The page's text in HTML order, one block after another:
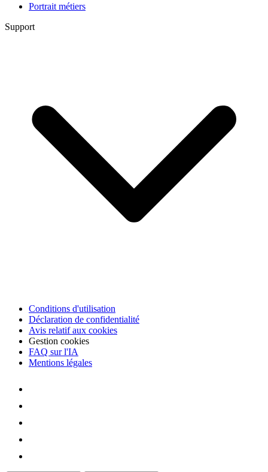
Portrait métiers
Support
Conditions d'utilisation
Déclaration de confidentialité
Avis relatif aux cookies
Gestion cookies
FAQ sur l'IA
Mentions légales